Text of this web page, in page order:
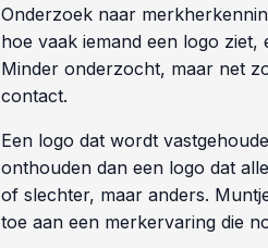
Onderzoek naar
hoe vaak iemand een logo
Minder onderzocht, maar net
contact.
Een logo dat wordt
onthouden dan een logo dat
of slechter, maar anders.
toe aan een merkervaring die